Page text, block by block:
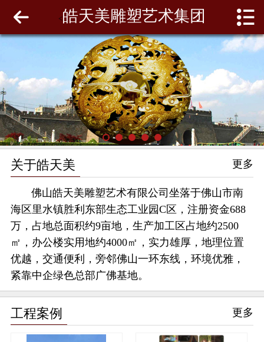
网站首页
最新动态
工程案例
雕塑泥模
<皓天美雕塑艺术集团
关于皓天美 更多
佛山皓天美雕塑艺术有限公司坐落于佛山市南
海区里水镇胜利东部生态工业园C区，注册资金688
万，占地总面积约9亩地，生产加工区占地约2500
㎡，办公楼实用地约4000㎡，实力雄厚，地理位置
优越，交通便利，旁邻佛山一环东线，环境优雅，
紧靠中企绿色总部广佛基地。
工程案例 更多